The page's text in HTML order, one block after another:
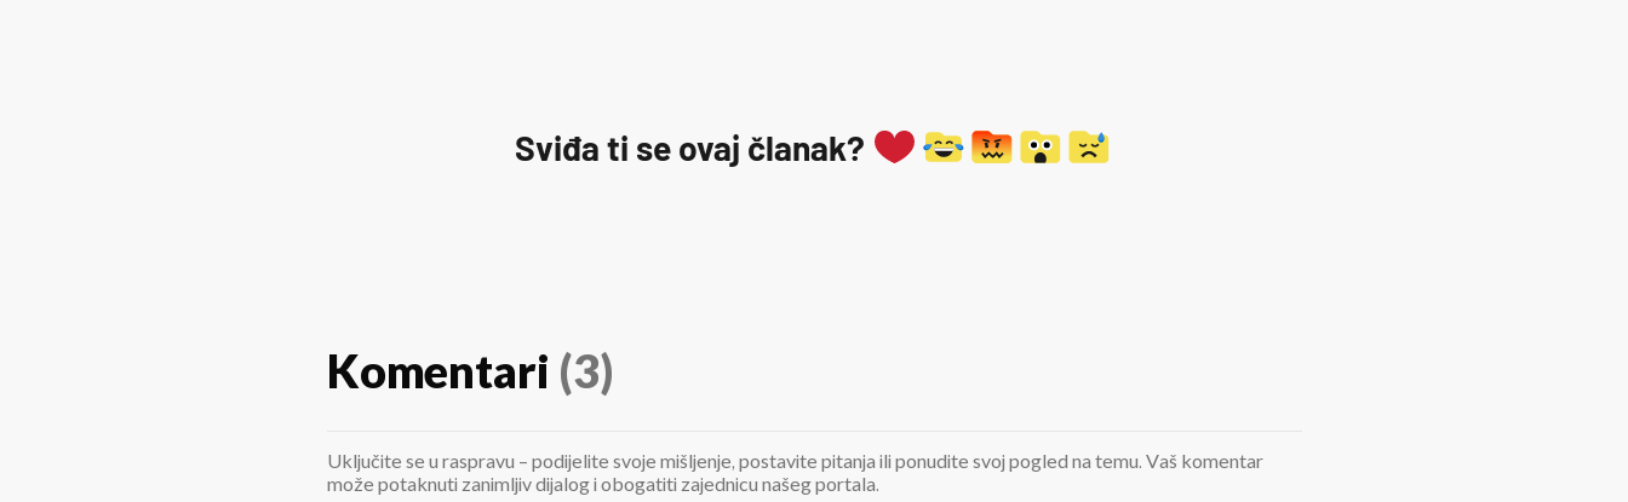
Sviđa ti se ovaj članak?
Komentari (3)
Uključite se u raspravu – podijelite svoje mišljenje, postavite pitanja ili ponudite svoj pogled na temu. Vaš komentar
može potaknuti zanimljiv dijalog i obogatiti zajednicu našeg portala.